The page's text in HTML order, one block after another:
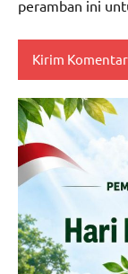
peramban ini